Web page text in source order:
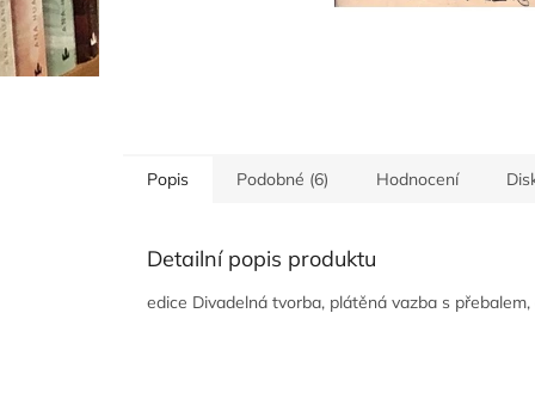
Popis Podobné (6) Hodnocení
Detailní popis produktu
edice Divadelná tvorba, plátěná vazba s